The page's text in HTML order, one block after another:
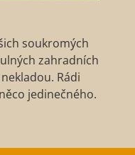
soukromých
zahradních
Rádi
jedinečného.